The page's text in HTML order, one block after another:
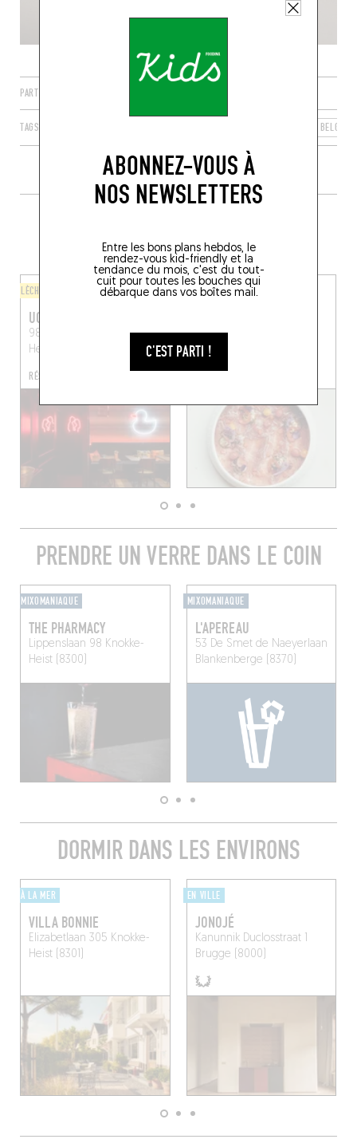
ABONNEZ-VOUS À
NOS NEWSLETTERS
Entre les bons plans hebdos, le
rendez-vous kid-friendly et la
tendance du mois, c'est du tout-
cuit pour toutes les bouches qui
débarque dans vos boîtes mail.
C'EST PARTI !
PARTAGER
TAGS
PROXIMITÉ
LÈCHE-DOIGTS
UGLY DUCKLING
98 Lippenslaan
Knokke-
Heist (8300)
RÉSERVER UNE TABLE
LÈCHE-DOIGTS
Keith Haringplein 7, 8300
Knokke-Heist, Belgique
PRENDRE UN VERRE DANS LE COIN
MIXOMANIAQUE
THE PHARMACY
Lippenslaan 98 Knokke-
Heist (8300)
MIXOMANIAQUE
L'APEREAU
53 De Smet de Naeyerlaan
Blankenberge (8370)
DORMIR DANS LES ENVIRONS
À LA MER
VILLA BONNIE
Elizabetlaan 305 Knokke-
Heist (8301)
EN VILLE
JONOJÉ
Kanunnik Duclosstraat 1
Brugge (8000)